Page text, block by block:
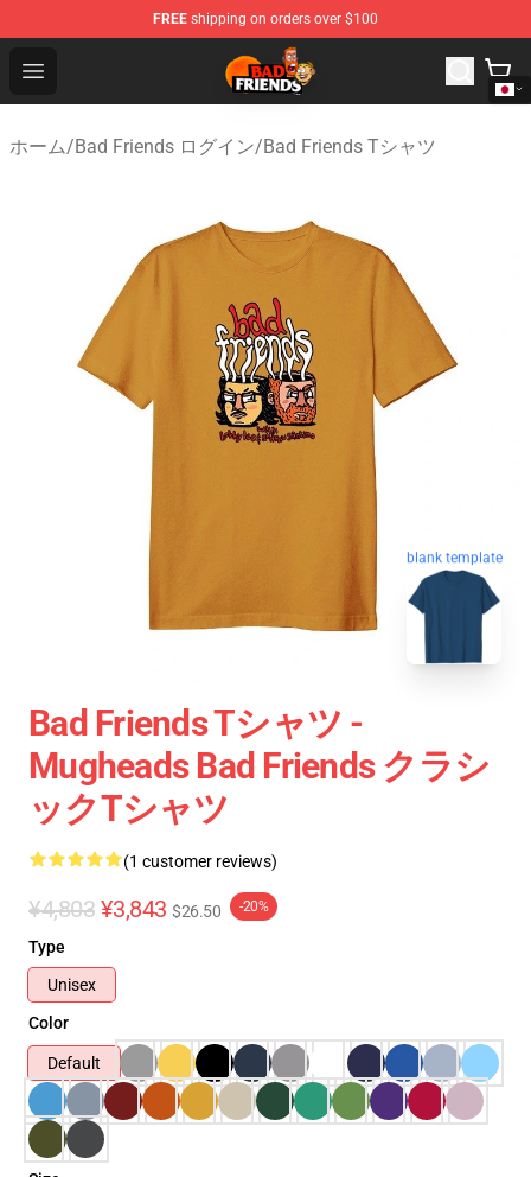
FREE shipping on orders over $100
Open menu
Bad Friends Shop - Official Bad Friends Merchandise
ホーム/Bad Friends ログイン/Bad Friends Tシャツ
blank template
Bad Friends Tシャツ -
Mugheads Bad Friends クラシ
ックTシャツ
(1 customer reviews)
¥4,803 ¥3,843 $26.50 -20%
Type
Unisex
Color
Default